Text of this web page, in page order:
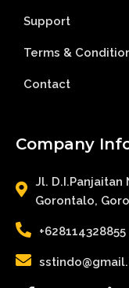
Support
Terms &
Contact
Company
Jl. D.I.Panjaitan
Gorontalo,
+628114328855